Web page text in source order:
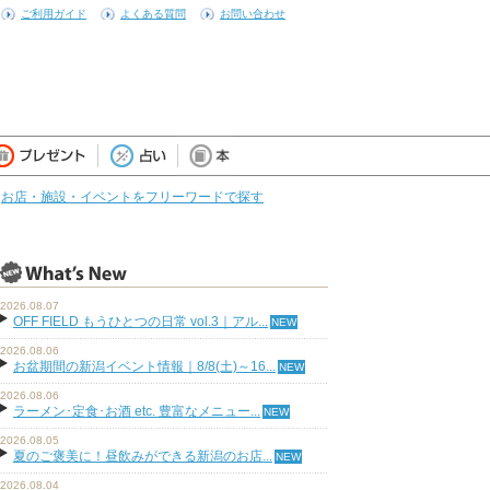
ご利用ガイド よくある質問 お問い合わせ
お店・施設・イベントをフリーワードで探す
2026.08.07
OFF FIELD もうひとつの日常 vol.3｜アル...
2026.08.06
お盆期間の新潟イベント情報｜8/8(土)～16...
2026.08.06
ラーメン･定食･お酒 etc. 豊富なメニュー...
2026.08.05
夏のご褒美に！昼飲みができる新潟のお店...
2026.08.04